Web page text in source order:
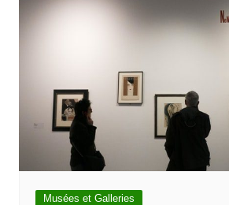
Musées et Galleries